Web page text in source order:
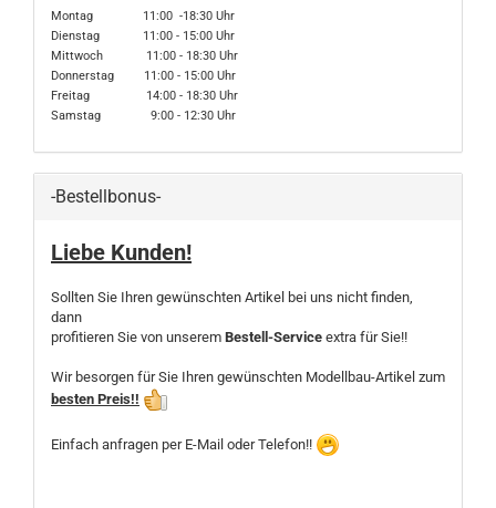
Montag 11:00 -18:30 Uhr
Dienstag 11:00 - 15:00 Uhr
Mittwoch 11:00 - 18:30 Uhr
Donnerstag 11:00 - 15:00 Uhr
Freitag 14:00 - 18:30 Uhr
Samstag 9:00 - 12:30 Uhr
-Bestellbonus-
Liebe Kunden!
Sollten Sie Ihren gewünschten Artikel bei uns nicht finden,
dann
profitieren Sie von unserem Bestell-Service extra für Sie!!
Wir besorgen für Sie Ihren gewünschten Modellbau-Artikel zum
besten Preis!!
Einfach anfragen per E-Mail oder Telefon!!